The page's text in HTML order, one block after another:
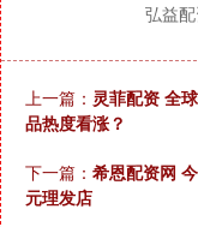
弘益
上一篇： 灵菲配资 全
品热度看涨？
下一篇： 希恩配资网
元理发店